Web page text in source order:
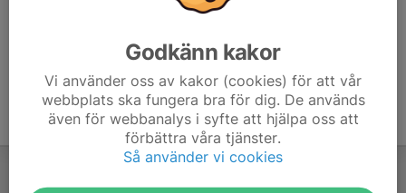
Godkänn kakor
Vi använder oss av kakor (cookies) för att vår
webbplats ska fungera bra för dig. De används
även för webbanalys i syfte att hjälpa oss att
förbättra våra tjänster.
Så använder vi cookies